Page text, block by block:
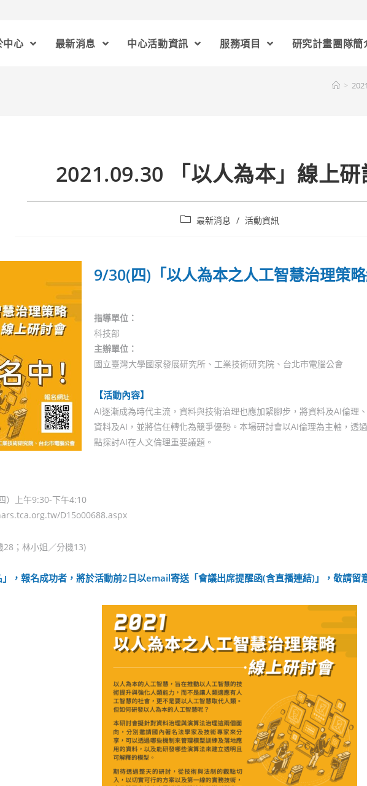
中心 最新消息 中心活動資訊 服務項目 研究計畫團隊
>
2021.09.30 「以人為本」線上研
最新消息 / 活動資訊
9/30(四)「以人為本之人工智慧治理策
指導單位：
科技部
主辦單位：
國立臺灣大學國家發展研究所、工業技術研究院、台北市電腦公會
【活動內容】
AI逐漸成為時代主流，資料與技術治理也應加緊腳步，將資料及AI倫理
資料及AI，並將信任轉化為競爭優勢。本場研討會以AI倫理為主軸，透
點探討AI在人文倫理重要議題。
）上午9:30-下午4:10
D15o00688.aspx
；林小姐／分機13)
，報名成功者，將於活動前2日以email寄送「會議出席提醒函(含直播連結)」，敬請留